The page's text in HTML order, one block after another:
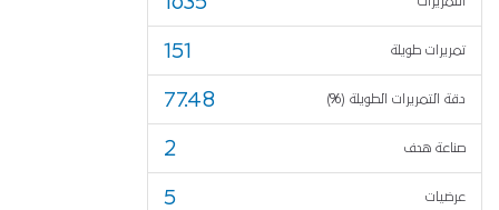
تمريرات طويلة 151
دقة التمريرات الطويلة (%) 77.48
صناعة هدف 2
عرضيات 5